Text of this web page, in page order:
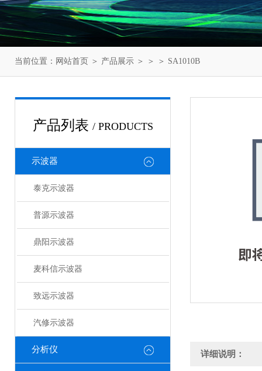
当前位置： 网站首页 ＞ 产品展示 ＞ ＞ ＞ SA1010B
产品列表 / PRODUCTS
示波器
泰克示波器
普源示波器
鼎阳示波器
麦科信示波器
致远示波器
汽修示波器
分析仪 详细说明：